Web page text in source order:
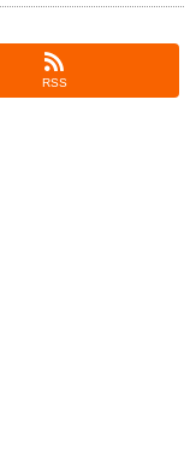
RSS